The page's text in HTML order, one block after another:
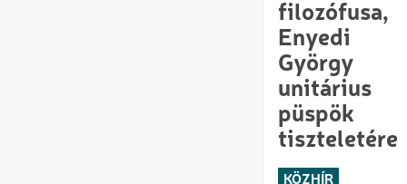
filozófusa,
Enyedi
György
unitárius
püspök
tiszteletére
KÖZHÍR